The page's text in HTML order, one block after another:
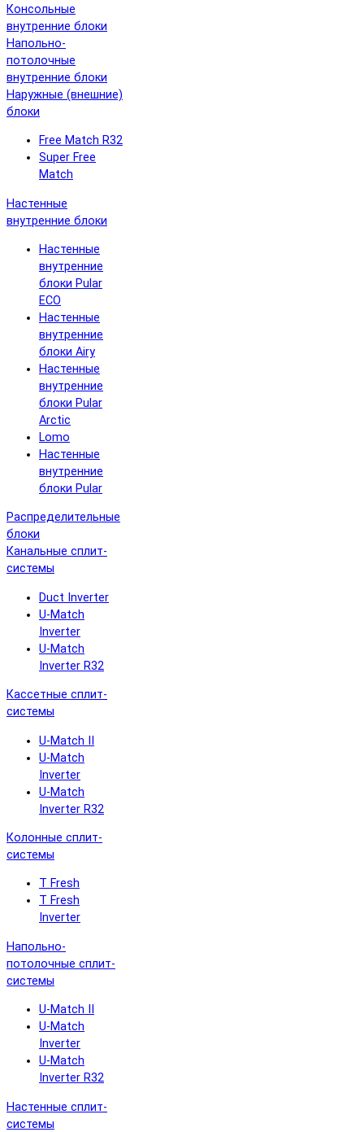
Консольные
внутренние блоки
Напольно-
потолочные
внутренние блоки
Наружные (внешние)
блоки
Free Match R32
Super Free
Match
Настенные
внутренние блоки
Настенные
внутренние
блоки Pular
ECO
Настенные
внутренние
блоки Airy
Настенные
внутренние
блоки Pular
Arctic
Lomo
Настенные
внутренние
блоки Pular
Распределительные
блоки
Канальные сплит-
системы
Duct Inverter
U-Match
Inverter
U-Match
Inverter R32
Кассетные сплит-
системы
U-Match II
U-Match
Inverter
U-Match
Inverter R32
Колонные сплит-
системы
T Fresh
T Fresh
Inverter
Напольно-
потолочные сплит-
системы
U-Match II
U-Match
Inverter
U-Match
Inverter R32
Настенные сплит-
системы